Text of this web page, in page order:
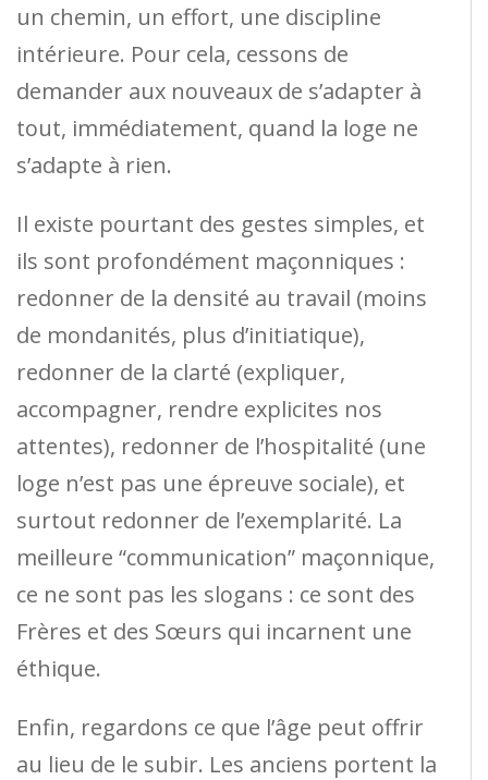
un chemin, un effort, une discipline
intérieure. Pour cela, cessons de
demander aux nouveaux de s’adapter à
tout, immédiatement, quand la loge ne
s’adapte à rien.
Il existe pourtant des gestes simples, et
ils sont profondément maçonniques :
redonner de la densité au travail (moins
de mondanités, plus d’initiatique),
redonner de la clarté (expliquer,
accompagner, rendre explicites nos
attentes), redonner de l’hospitalité (une
loge n’est pas une épreuve sociale), et
surtout redonner de l’exemplarité. La
meilleure “communication” maçonnique,
ce ne sont pas les slogans : ce sont des
Frères et des Sœurs qui incarnent une
éthique.
Enfin, regardons ce que l’âge peut offrir
au lieu de le subir. Les anciens portent la